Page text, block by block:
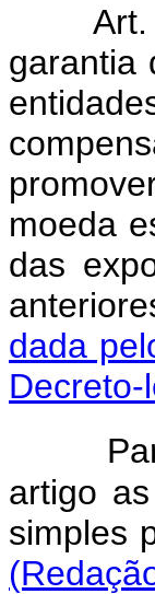
garantia
moeda
das
dada
Decreto-
artigo
simples